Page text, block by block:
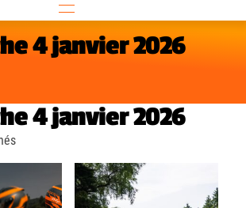
4 janvier 2026
4 janvier 2026